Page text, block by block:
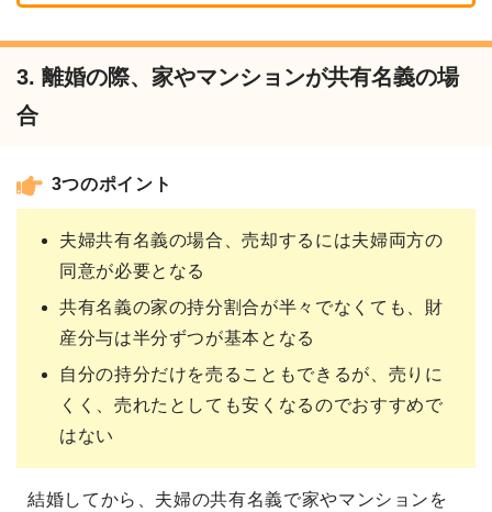
3. 離婚の際、家やマンションが共有名義の場
合
3つのポイント
夫婦共有名義の場合、売却するには夫婦両方の
同意が必要となる
共有名義の家の持分割合が半々でなくても、財
産分与は半分ずつが基本となる
自分の持分だけを売ることもできるが、売りに
くく、売れたとしても安くなるのでおすすめで
はない
結婚してから、夫婦の共有名義で家やマンションを